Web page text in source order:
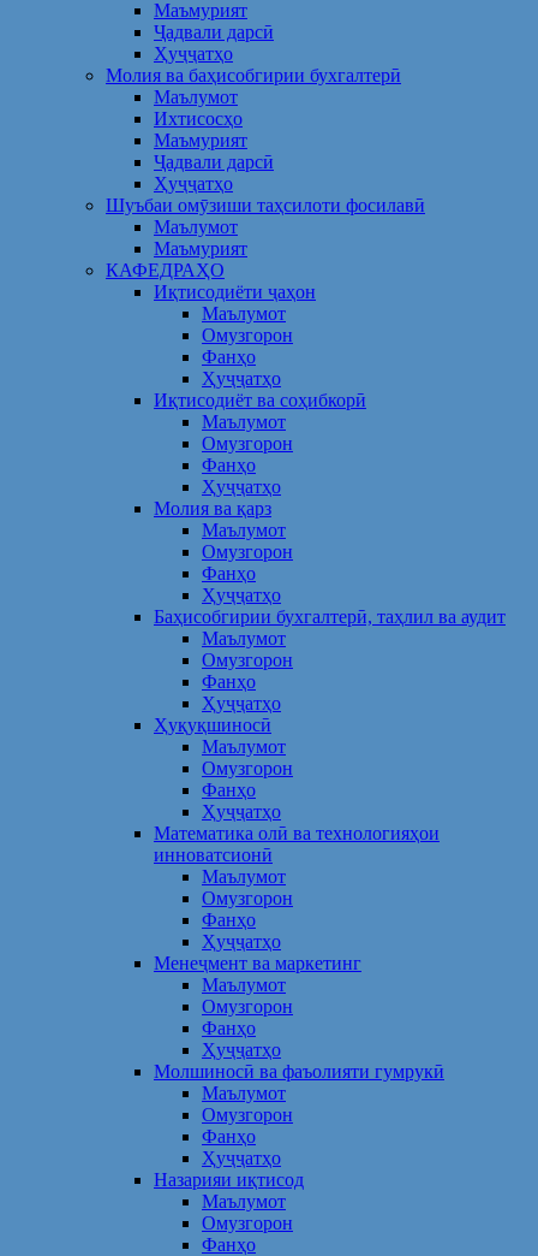
Маъмурият
Ҷадвали дарсӣ
Ҳуҷҷатҳо
Молия ва баҳисобгирии бухгалтерӣ
Маълумот
Ихтисосҳо
Маъмурият
Ҷадвали дарсӣ
Ҳуҷҷатҳо
Шуъбаи омӯзиши таҳсилоти фосилавӣ
Маълумот
Маъмурият
КАФЕДРАҲО
Иқтисодиёти ҷаҳон
Маълумот
Омузгорон
Фанҳо
Ҳуҷҷатҳо
Иқтисодиёт ва соҳибкорӣ
Маълумот
Омузгорон
Фанҳо
Ҳуҷҷатҳо
Молия ва қарз
Маълумот
Омузгорон
Фанҳо
Ҳуҷҷатҳо
Баҳисобгирии бухгалтерӣ, таҳлил ва аудит
Маълумот
Омузгорон
Фанҳо
Ҳуҷҷатҳо
Ҳуқуқшиносӣ
Маълумот
Омузгорон
Фанҳо
Ҳуҷҷатҳо
Математика олӣ ва технологияҳои
инноватсионӣ
Маълумот
Омузгорон
Фанҳо
Ҳуҷҷатҳо
Менеҷмент ва маркетинг
Маълумот
Омузгорон
Фанҳо
Ҳуҷҷатҳо
Молшиносӣ ва фаъолияти гумрукӣ
Маълумот
Омузгорон
Фанҳо
Ҳуҷҷатҳо
Назарияи иқтисод
Маълумот
Омузгорон
Фанҳо